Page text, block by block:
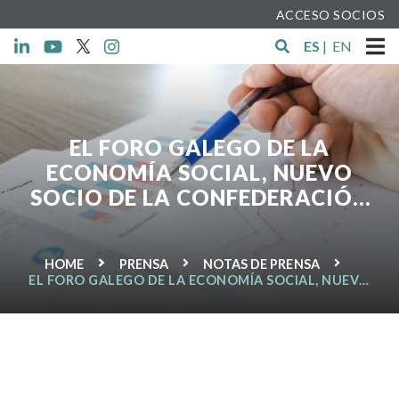
ACCESO SOCIOS
ES | EN
EL FORO GALEGO DE LA
ECONOMÍA SOCIAL, NUEVO
SOCIO DE LA CONFEDERACIÓN
EMPRESARIAL ESPAÑOLA DE LA
ECONOMÍA SOCIAL (CEPES)
HOME PRENSA
NOTAS DE PRENSA
EL FORO GALEGO DE LA ECONOMÍA SOCIAL, NUEVO
ESPAÑOLA DE LA ECONOMÍA SOCIAL (CEPES)